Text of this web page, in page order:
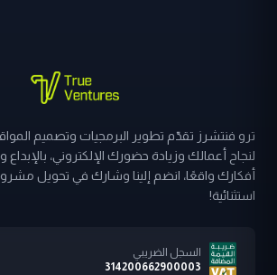
ترو فنتشرز تقدّم تطوير البرمجيات وتصميم
لنجاح أعمالك وزيادة حضورك الإلكتروني، بالإبداع
أفكارك واقعًا، انضم إلينا وشارك في تحويل
استثنائية!
السجل الضريبي
314200662900003